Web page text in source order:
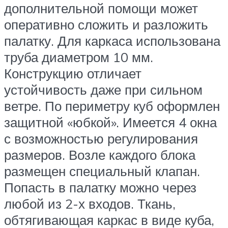
дополнительной помощи может
оперативно сложить и разложить
палатку. Для каркаса использована
труба диаметром 10 мм.
Конструкцию отличает
устойчивость даже при сильном
ветре. По периметру куб оформлен
защитной «юбкой». Имеется 4 окна
с возможностью регулирования
размеров. Возле каждого блока
размещен специальный клапан.
Попасть в палатку можно через
любой из 2-х входов. Ткань,
обтягивающая каркас в виде куба,